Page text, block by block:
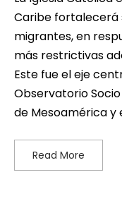
Caribe fortalecerá
migrantes, en
más restrictivas
Este fue el eje
Observatorio
de Mesoamérica y
Read More